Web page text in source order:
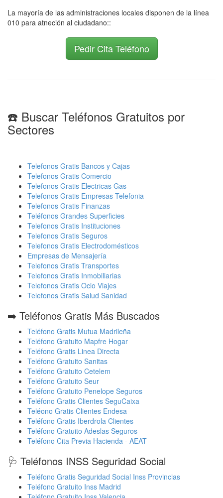
La mayoría de las administraciones locales disponen de la línea
010 para atneción al ciudadano::
Pedir Cita Teléfono
☎️ Buscar Teléfonos Gratuitos por
Sectores
Telefonos Gratis Bancos y Cajas
Telefonos Gratis Comercio
Telefonos Gratis Electricas Gas
Telefonos Gratis Empresas Telefonia
Telefonos Gratis Finanzas
Teléfonos Grandes Superficies
Telefonos Gratis Instituciones
Telefonos Gratis Seguros
Telefonos Gratis Electrodomésticos
Empresas de Mensajería
Telefonos Gratis Transportes
Telefonos Gratis Inmobiliarias
Telefonos Gratis Ocio Viajes
Telefonos Gratis Salud Sanidad
➡️ Teléfonos Gratis Más Buscados
Teléfono Gratis Mutua Madrileña
Teléfono Gratuito Mapfre Hogar
Teléfono Gratis Linea Directa
Teléfono Gratuito Sanitas
Teléfono Gratuito Cetelem
Teléfono Gratuito Seur
Teléfono Gratuito Penelope Seguros
Teléfono Gratis Clientes SeguCaixa
Teléono Gratis Clientes Endesa
Teléfono Gratis Iberdrola Clientes
Teléfono Gratuito Adeslas Seguros
Teléfono Cita Previa Hacienda - AEAT
🩺 Teléfonos INSS Seguridad Social
Teléfono Gratis Seguridad Social Inss Provincias
Teléfono Gratuito Inss Madrid